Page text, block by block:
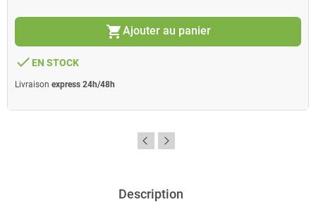
shopping_cartAjouter au panier
done EN STOCK
Livraison express 24h/48h
Description